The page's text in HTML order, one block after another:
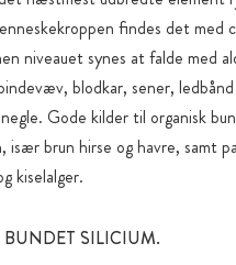
findes det med
niveauet synes at falde med
blodkar, sener,
Gode kilder til organisk
især brun hirse og havre, samt
kiselalger.
SILICIUM.